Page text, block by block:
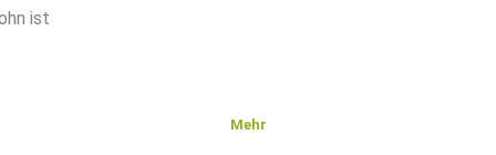
ist
Mehr